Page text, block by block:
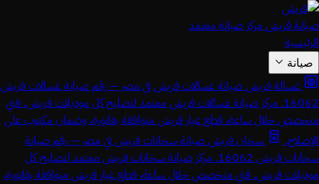
صيانة فريشمركز صيانة معتمد
الرئيسية
صيانة
غسالة فريشصيانة غسالات فريش في مصر — رقم صيانة غسالات فريش
16062. مركز صيانة غسالات فريش معتمد لتصليح كل موديلات فريش. فني
متخصص خلال ساعة، قطع غيار فريش متوافقة بفاتورة، وضمان مكتوب على
الإصلاح.
سخان فريشصيانة سخانات فريش في مصر — رقم صيانة
سخانات فريش 16062. مركز صيانة سخانات فريش معتمد لتصليح كل
موديلات فريش. فني متخصص خلال ساعة، قطع غيار فريش متوافقة بفاتورة،